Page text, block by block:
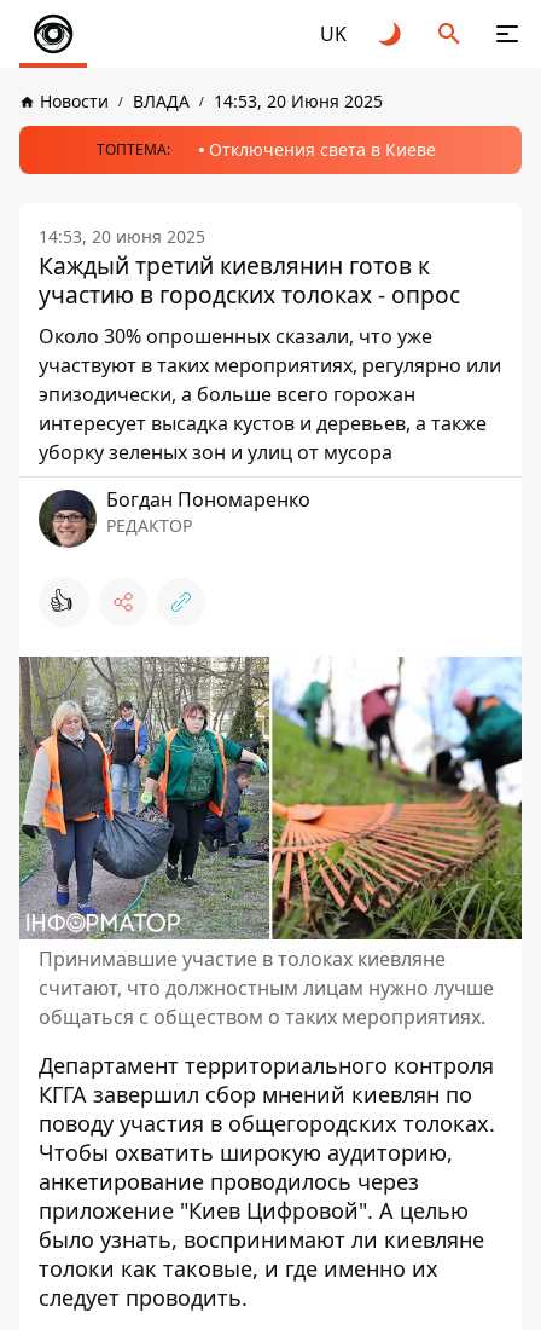
UK
Новости ВЛАДА 14:53, 20 Июня 2025
ТОПТЕМА: Отключения света в Киеве
14:53, 20 июня 2025
Каждый третий киевлянин готов к
участию в городских толоках - опрос
Около 30% опрошенных сказали, что уже
участвуют в таких мероприятиях, регулярно или
эпизодически, а больше всего горожан
интересует высадка кустов и деревьев, а также
уборку зеленых зон и улиц от мусора
Богдан Пономаренко
РЕДАКТОР
👍
Принимавшие участие в толоках киевляне
считают, что должностным лицам нужно лучше
общаться с обществом о таких мероприятиях.
Департамент территориального контроля
КГГА завершил сбор мнений киевлян по
поводу участия в общегородских толоках.
Чтобы охватить широкую аудиторию,
анкетирование проводилось через
приложение "Киев Цифровой". А целью
было узнать, воспринимают ли киевляне
толоки как таковые, и где именно их
следует проводить.